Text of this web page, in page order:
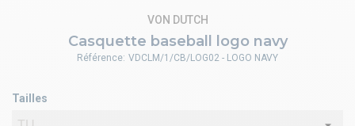
Casquette baseball logo navy
VON DUTCH
Tailles
Référence: VDCLM/1/CB/LOG02 - LOGO NAVY